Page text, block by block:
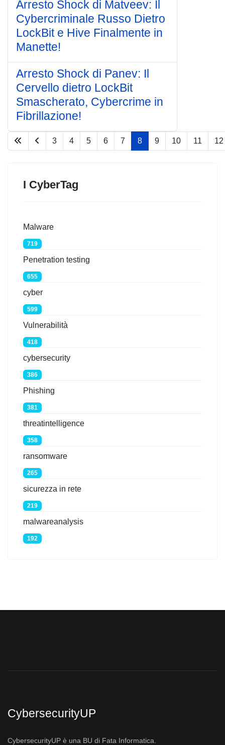
Arresto Shock di Matveev: Il
Cybercriminale Russo Dietro
LockBit e Hive Finalmente in
Manette!
Arresto Shock di Panev: Il
Cervello dietro LockBit
Smascherato, Cybercrime in
Fibrillazione!
Pagina 8 di 75
3 4 5 6 7 8 9 10 11 12
I CyberTag
Malware
719
Penetration testing
655
cyber
599
Vulnerabilità
418
cybersecurity
386
Phishing
381
threatintelligence
358
ransomware
265
sicurezza in rete
219
malwareanalysis
192
CybersecurityUP
CybersecurityUP è una BU di Fata Informatica.